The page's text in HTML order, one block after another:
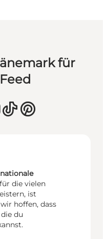
für
die vielen
ist
hoffen, dass
du